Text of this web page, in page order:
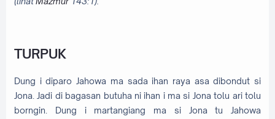
TURPUK
Dung i diparo Jahowa ma sada ihan raya asa dibondut si
Jona. Jadi di bagasan butuha ni ihan i ma si Jona tolu ari tolu
borngin. Dung i martangiang ma si Jona tu Jahowa